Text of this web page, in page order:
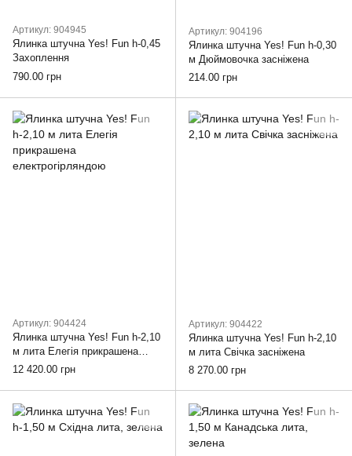
Артикул: 904945
Ялинка штучна Yes! Fun h-0,45
Захоплення
790.00 грн
Артикул: 904196
Ялинка штучна Yes! Fun h-0,30
м Дюймовочка засніжена
214.00 грн
Артикул: 904424
Ялинка штучна Yes! Fun h-2,10
м лита Елегія прикрашена
електрогірляндою
12 420.00 грн
Артикул: 904422
Ялинка штучна Yes! Fun h-2,10
м лита Свічка засніжена
8 270.00 грн